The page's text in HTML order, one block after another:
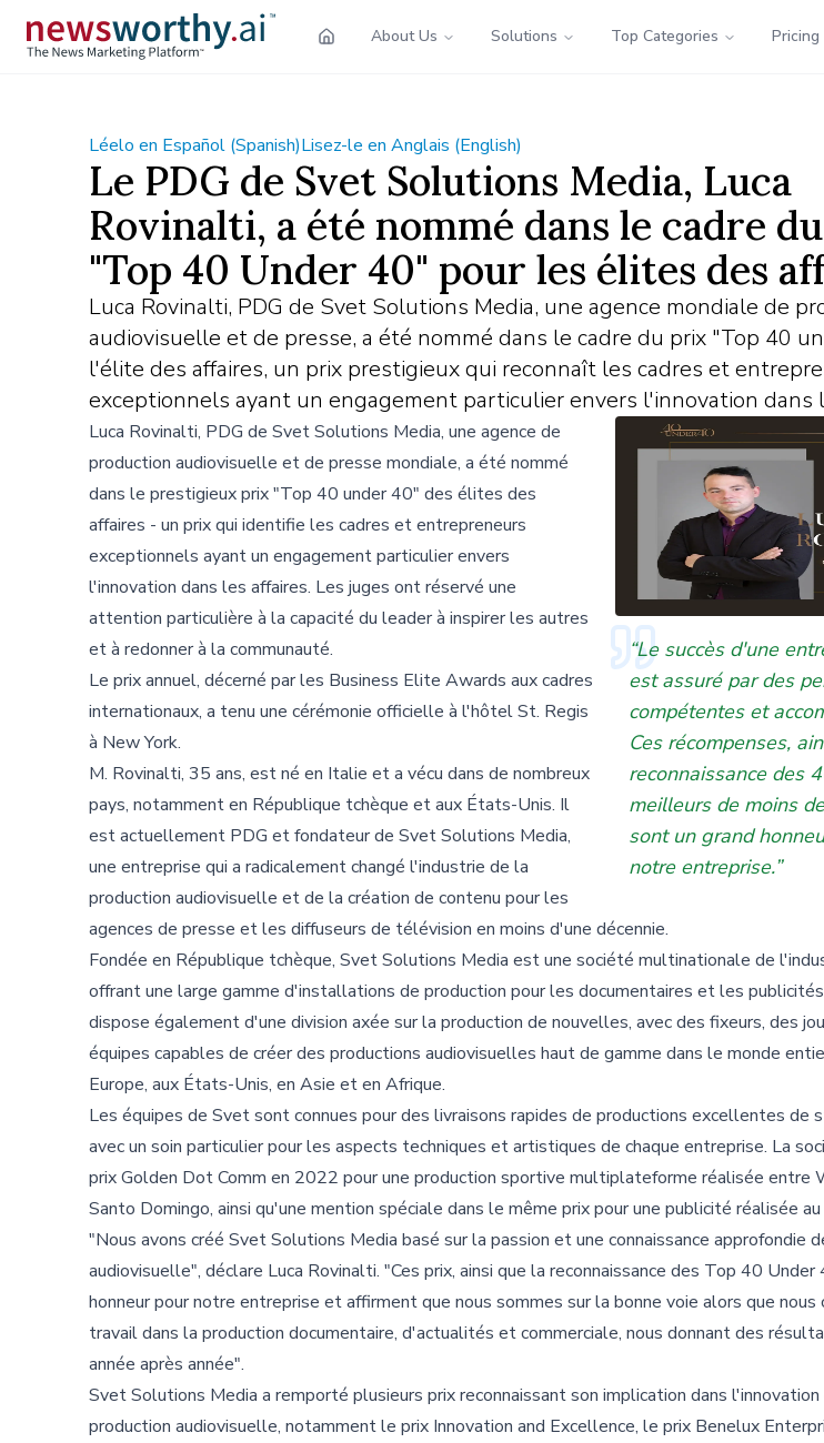
About Us Solutions Top Categories Pricing
Léelo en Español (Spanish)Lisez-le en Anglais (English)
Le PDG de Svet Solutions Media, Luca
Rovinalti, a été nommé dans le cadre
"Top 40 Under 40" pour les élites des
Luca Rovinalti, PDG de Svet Solutions Media, une agence mondiale de
audiovisuelle et de presse, a été nommé dans le cadre du prix "Top 40
l'élite des affaires, un prix prestigieux qui reconnaît les cadres et
exceptionnels ayant un engagement particulier envers l'innovation dans
“Le succès d'une
est assuré par des
compétentes et
Ces récompenses,
reconnaissance des
meilleurs de moins
sont un grand
notre entreprise.”
Luca Rovinalti, PDG de Svet Solutions Media, une agence de
production audiovisuelle et de presse mondiale, a été nommé
dans le prestigieux prix "Top 40 under 40" des élites des
affaires - un prix qui identifie les cadres et entrepreneurs
exceptionnels ayant un engagement particulier envers
l'innovation dans les affaires. Les juges ont réservé une
attention particulière à la capacité du leader à inspirer les autres
et à redonner à la communauté.
Le prix annuel, décerné par les Business Elite Awards aux cadres
internationaux, a tenu une cérémonie officielle à l'hôtel St. Regis
à New York.
M. Rovinalti, 35 ans, est né en Italie et a vécu dans de nombreux
pays, notamment en République tchèque et aux États-Unis. Il
est actuellement PDG et fondateur de Svet Solutions Media,
une entreprise qui a radicalement changé l'industrie de la
production audiovisuelle et de la création de contenu pour les
agences de presse et les diffuseurs de télévision en moins d'une décennie.
Fondée en République tchèque, Svet Solutions Media est une société multinationale de
offrant une large gamme d'installations de production pour les documentaires et les
dispose également d'une division axée sur la production de nouvelles, avec des fixeurs, des
équipes capables de créer des productions audiovisuelles haut de gamme dans le monde
Europe, aux États-Unis, en Asie et en Afrique.
Les équipes de Svet sont connues pour des livraisons rapides de productions excellentes de
avec un soin particulier pour les aspects techniques et artistiques de chaque entreprise. La
prix Golden Dot Comm en 2022 pour une production sportive multiplateforme réalisée entre
Santo Domingo, ainsi qu'une mention spéciale dans le même prix pour une publicité réalisée
"Nous avons créé Svet Solutions Media basé sur la passion et une connaissance approfondie
audiovisuelle", déclare Luca Rovinalti. "Ces prix, ainsi que la reconnaissance des Top 40 Under
honneur pour notre entreprise et affirment que nous sommes sur la bonne voie alors que nous
travail dans la production documentaire, d'actualités et commerciale, nous donnant des
année après année".
Svet Solutions Media a remporté plusieurs prix reconnaissant son implication dans
production audiovisuelle, notamment le prix Innovation and Excellence, le prix Benelux